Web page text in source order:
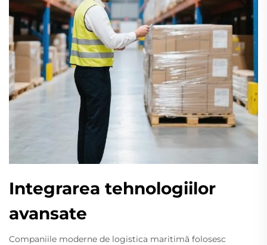
Integrarea tehnologiilor
avansate
Companiile moderne de logistica maritimă folosesc